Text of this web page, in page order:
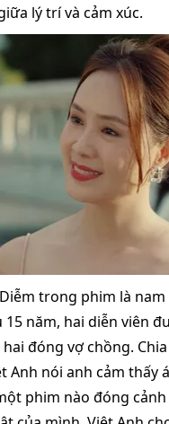
lý trí và cảm xúc.
trong phim là
15 năm, hai diễn viên
đóng vợ chồng.
Anh nói anh cảm thấy
phim nào đóng